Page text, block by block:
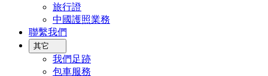
旅行證
中國護照業務
聯繫我們
其它
我們足跡
包車服務